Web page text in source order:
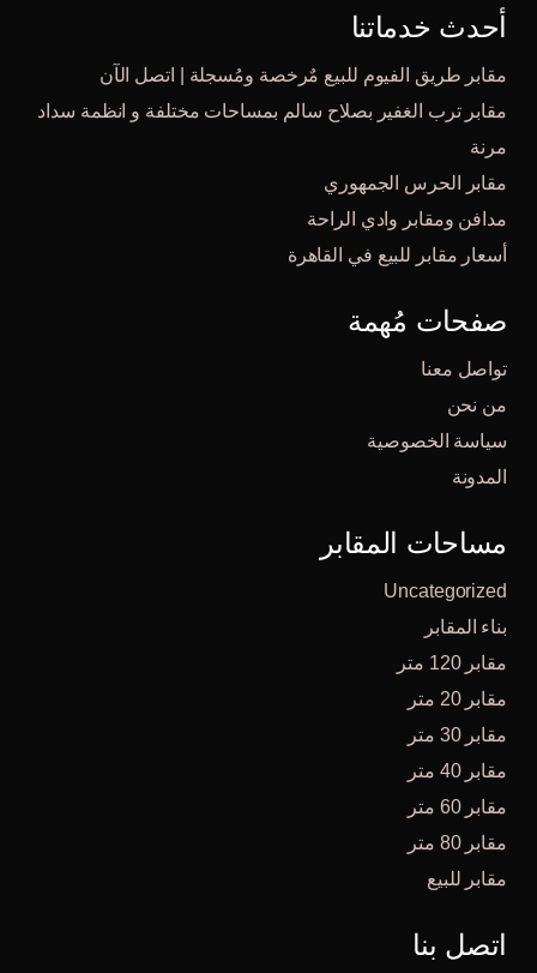
أحدث خدماتنا
مقابر طريق الفيوم للبيع مٌرخصة ومُسجلة | اتصل الآن
مقابر ترب الغفير بصلاح سالم بمساحات مختلفة و انظمة سداد
مرنة
مقابر الحرس الجمهوري
مدافن ومقابر وادي الراحة
أسعار مقابر للبيع في القاهرة
صفحات مُهمة
تواصل معنا
من نحن
سياسة الخصوصية
المدونة
مساحات المقابر
Uncategorized
بناء المقابر
مقابر 120 متر
مقابر 20 متر
مقابر 30 متر
مقابر 40 متر
مقابر 60 متر
مقابر 80 متر
مقابر للبيع
اتصل بنا